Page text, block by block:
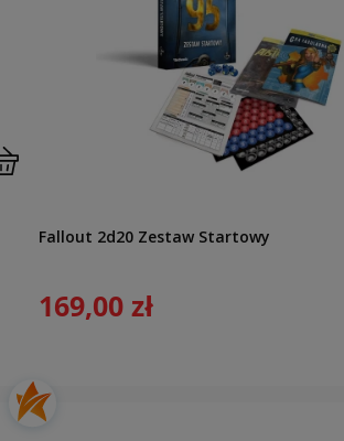
Fallout 2d20 Zestaw Startowy
169,00 zł